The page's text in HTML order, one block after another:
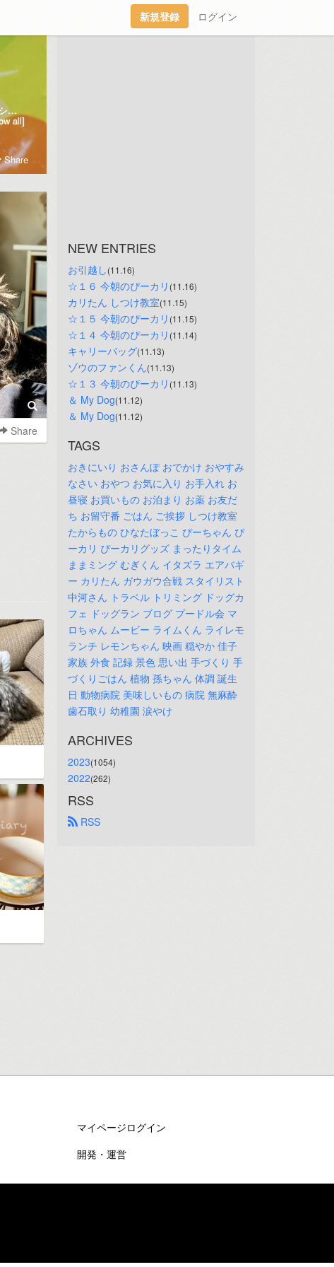
新規登録 ログイン
【トイプードル】ピーチとカリンの日々✱ピーチ トイプーブラック🐩♀ 🎂2008.1.18 ⚖️3.7kgカリン トイプーシルバー🐩♀ 🎂2022.5.11 ⚖️2.6kg
all]
Share
Share
NEW ENTRIES
お引越し(11.16)
☆１６ 今朝のぴーカリ (11.16)
カリたん しつけ教室(11.15)
☆１５ 今朝のぴーカリ (11.15)
☆１４ 今朝のぴーカリ (11.14)
キャリーバッグ(11.13)
ゾウのファンくん(11.13)
☆１３ 今朝のぴーカリ (11.13)
＆ My Dog(11.12)
＆ My Dog(11.12)
TAGS
おきにいり おさんぽ おでかけ おやすみ
なさい おやつ お気に入り お手入れ お
昼寝 お買いもの お泊まり お薬 お友だ
ち お留守番 ごはん ご挨拶 しつけ教室
たからもの ひなたぼっこ ぴーちゃん ぴ
ーカリ ぴーカリグッズ まったりタイム
ままミング むぎくん イタズラ エアバギ
ー カリたん ガウガウ合戦 スタイリスト
中河さん トラベル トリミング ドッグカ
フェ ドッグラン ブログ プードル会 マ
ロちゃん ムービー ライムくん ライレモ
ランチ レモンちゃん 映画 穏やか 佳子
家族 外食 記録 景色 思い出 手づくり 手
づくりごはん 植物 孫ちゃん 体調 誕生
日 動物病院 美味しいもの 病院 無麻酔
歯石取り 幼稚園 涙やけ
ARCHIVES
2023(1054)
2022(262)
RSS
RSS
マイページログイン
開発・運営